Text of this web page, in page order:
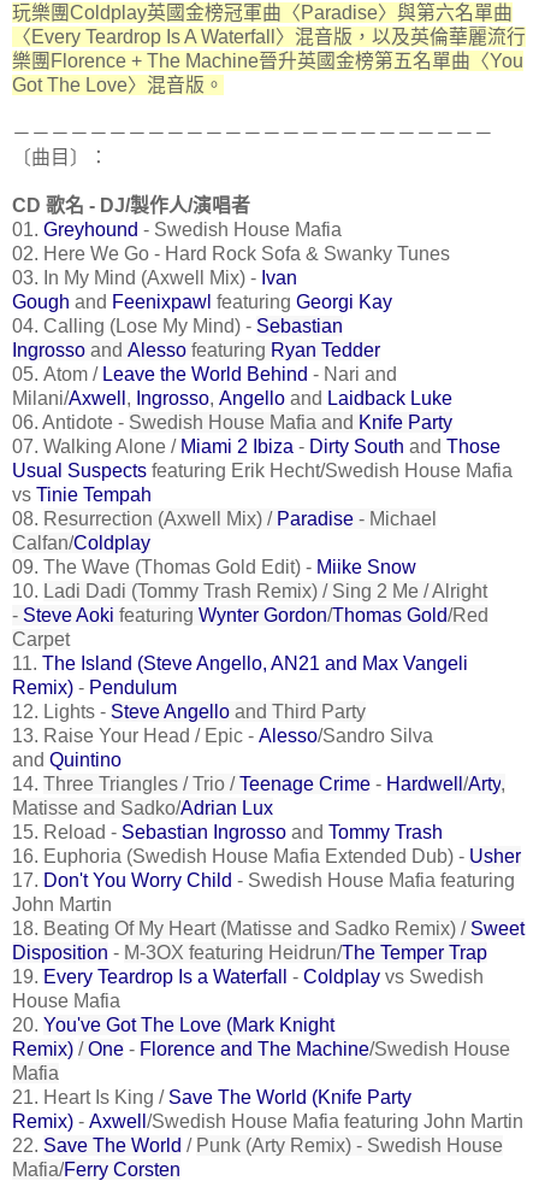
玩樂團Coldplay英國金榜冠軍曲〈Paradise〉與第六名單曲
〈Every Teardrop Is A Waterfall〉混音版，以及英倫華麗流行
樂團Florence + The Machine晉升英國金榜第五名單曲〈You
Got The Love〉混音版。
－－－－－－－－－－－－－－－－－－－－－－－－－
〔曲目〕：
CD 歌名 - DJ/製作人/演唱者
01. Greyhound - Swedish House Mafia
02. Here We Go - Hard Rock Sofa & Swanky Tunes
03. In My Mind (Axwell Mix) - Ivan
Gough and Feenixpawl featuring Georgi Kay
04. Calling (Lose My Mind) - Sebastian
Ingrosso and Alesso featuring Ryan Tedder
05. Atom / Leave the World Behind - Nari and
Milani/Axwell , Ingrosso, Angello and Laidback Luke
06. Antidote - Swedish House Mafia and Knife Party
07. Walking Alone / Miami 2 Ibiza - Dirty South and Those
Usual Suspects featuring Erik Hecht/Swedish House Mafia
vs Tinie Tempah
08. Resurrection (Axwell Mix) / Paradise - Michael
Calfan/Coldplay
09. The Wave (Thomas Gold Edit) - Miike Snow
10. Ladi Dadi (Tommy Trash Remix) / Sing 2 Me / Alright
- Steve Aoki featuring Wynter Gordon/Thomas Gold/Red
Carpet
11. The Island (Steve Angello, AN21 and Max Vangeli
Remix) - Pendulum
12. Lights - Steve Angello and Third Party
13. Raise Your Head / Epic - Alesso/Sandro Silva
and Quintino
14. Three Triangles / Trio /Teenage Crime - Hardwell /Arty,
Matisse and Sadko/Adrian Lux
15. Reload - Sebastian Ingrosso and Tommy Trash
16. Euphoria (Swedish House Mafia Extended Dub) - Usher
17. Don't You Worry Child - Swedish House Mafia featuring
John Martin
18. Beating Of My Heart (Matisse and Sadko Remix) / Sweet
Disposition - M-3OX featuring Heidrun/The Temper Trap
19. Every Teardrop Is a Waterfall - Coldplay vs Swedish
House Mafia
20. You've Got The Love (Mark Knight
Remix) /One - Florence and The Machine/Swedish House
Mafia
21. Heart Is King / Save The World (Knife Party
Remix) - Axwell /Swedish House Mafia featuring John Martin
22. Save The World / Punk (Arty Remix) - Swedish House
Mafia/Ferry Corsten